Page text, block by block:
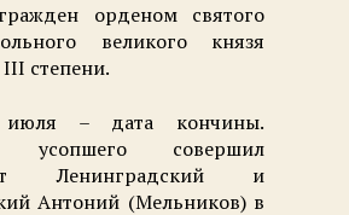
орденом святого
великого князя
степени.
– дата кончины.
усопшего совершил
Ленинградский и
Антоний (Мельников) в